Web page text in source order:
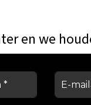
en we